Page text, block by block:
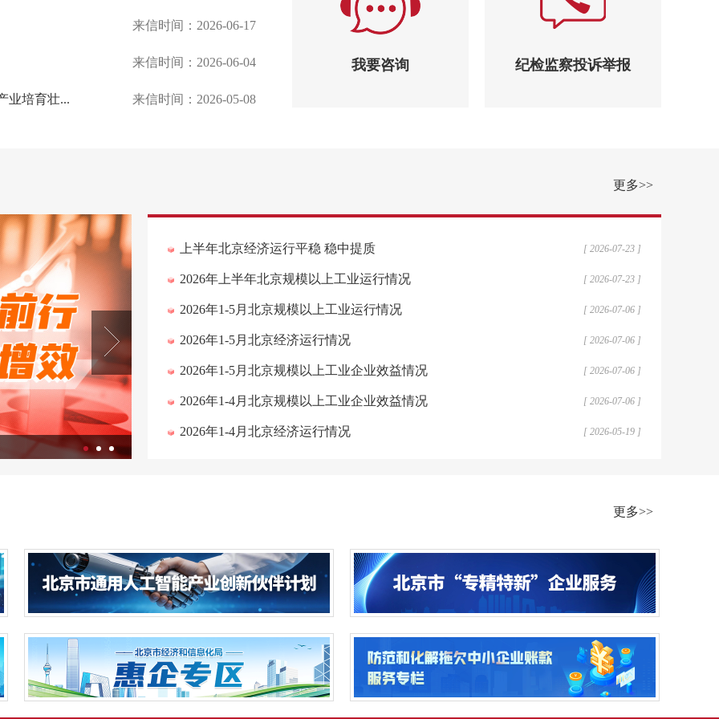
我要咨询 纪检监察投诉举报
更多>>
上半年北京经济运行平稳 稳中提质 [ 2026-07-23 ]
2026年上半年北京规模以上工业运行情况 [ 2026-07-23 ]
2026年1-5月北京规模以上工业运行情况 [ 2026-07-06 ]
2026年1-5月北京经济运行情况 [ 2026-07-06 ]
2026年1-5月北京规模以上工业企业效益情况 [ 2026-07-06 ]
2026年1-4月北京规模以上工业企业效益情况 [ 2026-07-06 ]
2026年1-4月北京经济运行情况 [ 2026-05-19 ]
更多>>